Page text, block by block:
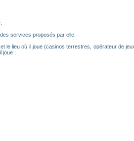
services proposés par elle.
le lieu où il joue (casinos terrestres, opérateur de
joue :